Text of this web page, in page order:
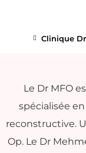
Clinique
Le Dr MFO
spécialisée
reconstructive.
Op. Le Dr